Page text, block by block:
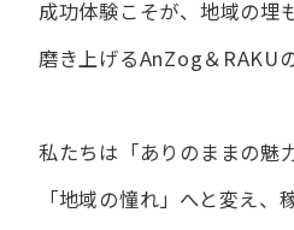
成功体験こそが、​地域の​埋
磨き上げる​AnZog＆RAKU
私たちは​「ありの​ままの​魅
「地域の​憧れ」へと​変え、